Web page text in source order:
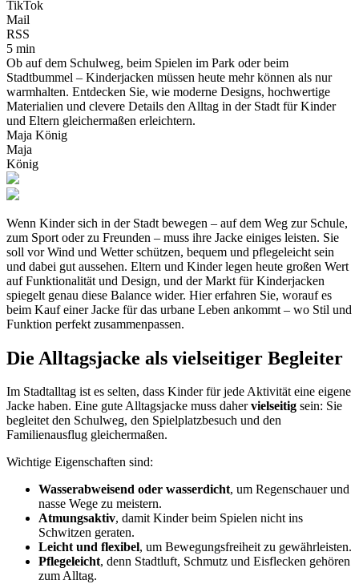
TikTok
Mail
RSS
5 min
Ob auf dem Schulweg, beim Spielen im Park oder beim
Stadtbummel – Kinderjacken müssen heute mehr können als nur
warmhalten. Entdecken Sie, wie moderne Designs, hochwertige
Materialien und clevere Details den Alltag in der Stadt für Kinder
und Eltern gleichermaßen erleichtern.
Maja König
Maja
König
Wenn Kinder sich in der Stadt bewegen – auf dem Weg zur Schule,
zum Sport oder zu Freunden – muss ihre Jacke einiges leisten. Sie
soll vor Wind und Wetter schützen, bequem und pflegeleicht sein
und dabei gut aussehen. Eltern und Kinder legen heute großen Wert
auf Funktionalität und Design, und der Markt für Kinderjacken
spiegelt genau diese Balance wider. Hier erfahren Sie, worauf es
beim Kauf einer Jacke für das urbane Leben ankommt – wo Stil und
Funktion perfekt zusammenpassen.
Die Alltagsjacke als vielseitiger Begleiter
Im Stadtalltag ist es selten, dass Kinder für jede Aktivität eine eigene
Jacke haben. Eine gute Alltagsjacke muss dahervielseitig sein: Sie
begleitet den Schulweg, den Spielplatzbesuch und den
Familienausflug gleichermaßen.
Wichtige Eigenschaften sind:
Wasserabweisend oder wasserdicht, um Regenschauer und
nasse Wege zu meistern.
Atmungsaktiv, damit Kinder beim Spielen nicht ins
Schwitzen geraten.
Leicht und flexibel, um Bewegungsfreiheit zu gewährleisten.
Pflegeleicht, denn Stadtluft, Schmutz und Eisflecken gehören
zum Alltag.